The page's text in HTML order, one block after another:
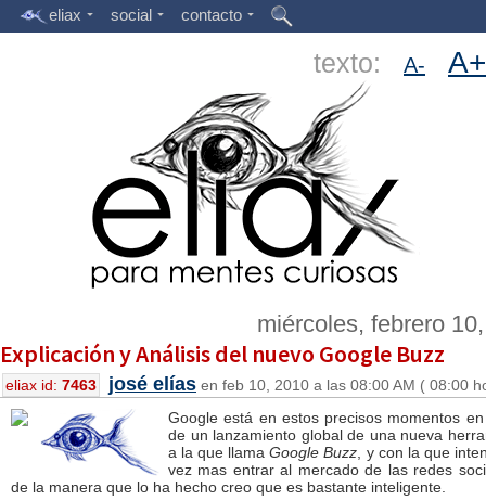
eliax social contacto
texto: A- A+
miércoles, febrero
Explicación y Análisis del nuevo Google Buzz
eliax id: 7463 josé elías en feb 10, 2010 a las 08:00 AM ( 08:00
Google está en estos precisos momentos
de un lanzamiento global de una nueva
a la que llamaGoogle Buzz , y con la que
vez mas entrar al mercado de las redes
de la manera que lo ha hecho creo que es bastante inteligente.